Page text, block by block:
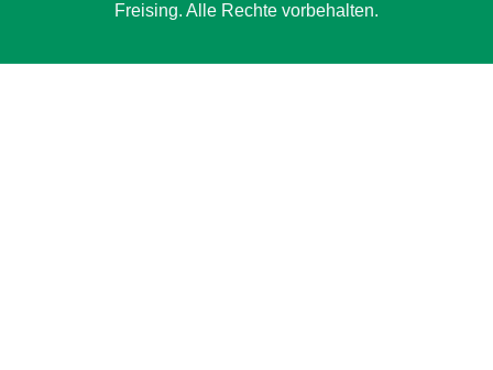
Freising. Alle Rechte vorbehalten.